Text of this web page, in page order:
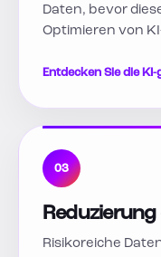
Daten, bevor
Optimieren von
Entdecken Sie die
03
Reduzierung
Risikoreiche